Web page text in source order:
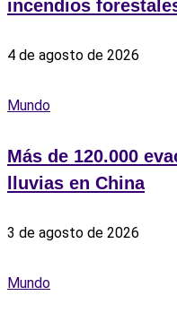
incendios
4 de agosto de 2026
Mundo
Más de 120.000
lluvias en China
3 de agosto de 2026
Mundo